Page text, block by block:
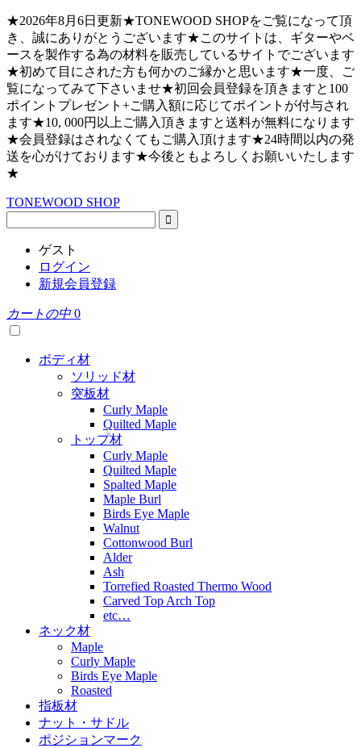
★2026年8月6日更新★TONEWOOD SHOPをご覧になって頂
き、誠にありがとうございます★このサイトは、ギターやベ
ースを製作する為の材料を販売しているサイトでございます
★初めて目にされた方も何かのご縁かと思います★一度、ご
覧になってみて下さいませ★初回会員登録を頂きますと100
ポイントプレゼント+ご購入額に応じてポイントが付与され
ます★10, 000円以上ご購入頂きますと送料が無料になります
★会員登録はされなくてもご購入頂けます★24時間以内の発
送を心がけております★今後ともよろしくお願いいたします
★
TONEWOOD SHOP
ゲスト
ログイン
新規会員登録
カートの中 0
ボディ材
ソリッド材
突板材
Curly Maple
Quilted Maple
トップ材
Curly Maple
Quilted Maple
Spalted Maple
Maple Burl
Birds Eye Maple
Walnut
Cottonwood Burl
Alder
Ash
Torrefied Roasted Thermo Wood
Carved Top Arch Top
etc…
ネック材
Maple
Curly Maple
Birds Eye Maple
Roasted
指板材
ナット・サドル
ポジションマーク